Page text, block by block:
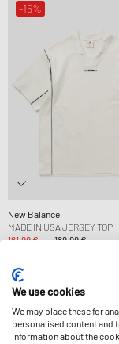
-15%
New Balance
MADE IN USA JERSEY TOP
161,99 €
189,99 €
-15%
We use cookies
We may place these for
personalised content and
information about the